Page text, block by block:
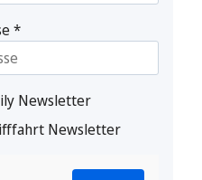
*
Newsletter
Newsletter